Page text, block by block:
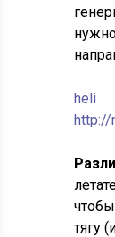
heli
http://
тягу